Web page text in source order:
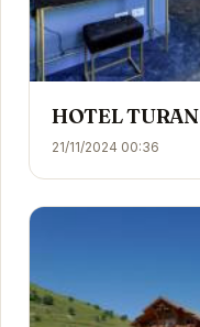
HOTEL TURAN
21/11/2024 00:36